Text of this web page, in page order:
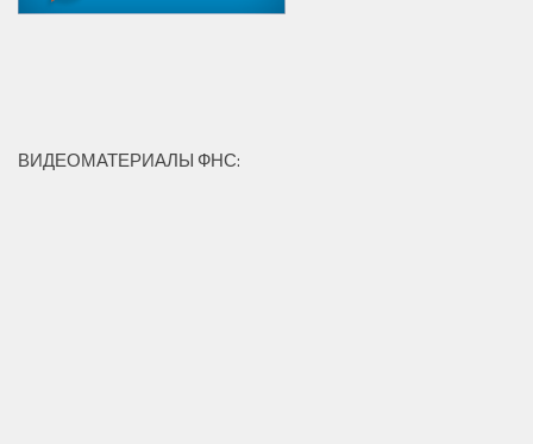
ВИДЕОМАТЕРИАЛЫ ФНС: